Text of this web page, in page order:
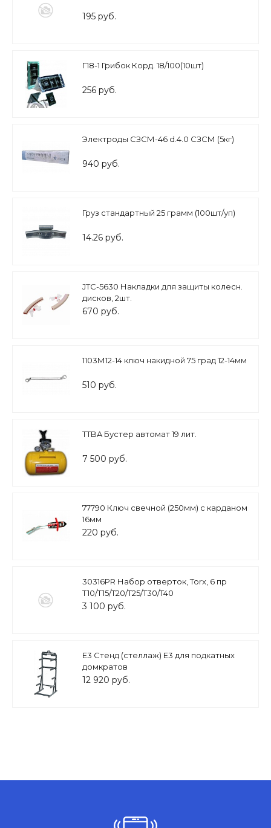
195 руб.
Г18-1 Грибок Корд. 18/100(10шт)
256 руб.
Электроды СЗСМ-46 d.4.0 СЗСМ (5кг)
940 руб.
Груз стандартный 25 грамм (100шт/уп)
14.26 руб.
JTC-5630 Накладки для защиты колесн.
дисков, 2шт.
670 руб.
1103М12-14 ключ накидной 75 град 12-14мм
510 руб.
TTBA Бустер автомат 19 лит.
7 500 руб.
77790 Ключ свечной (250мм) с карданом
16мм
220 руб.
30316PR Набор отверток, Torx, 6 пр
T10/T15/T20/T25/T30/T40
3 100 руб.
E3 Стенд (стеллаж) E3 для подкатных
домкратов
12 920 руб.